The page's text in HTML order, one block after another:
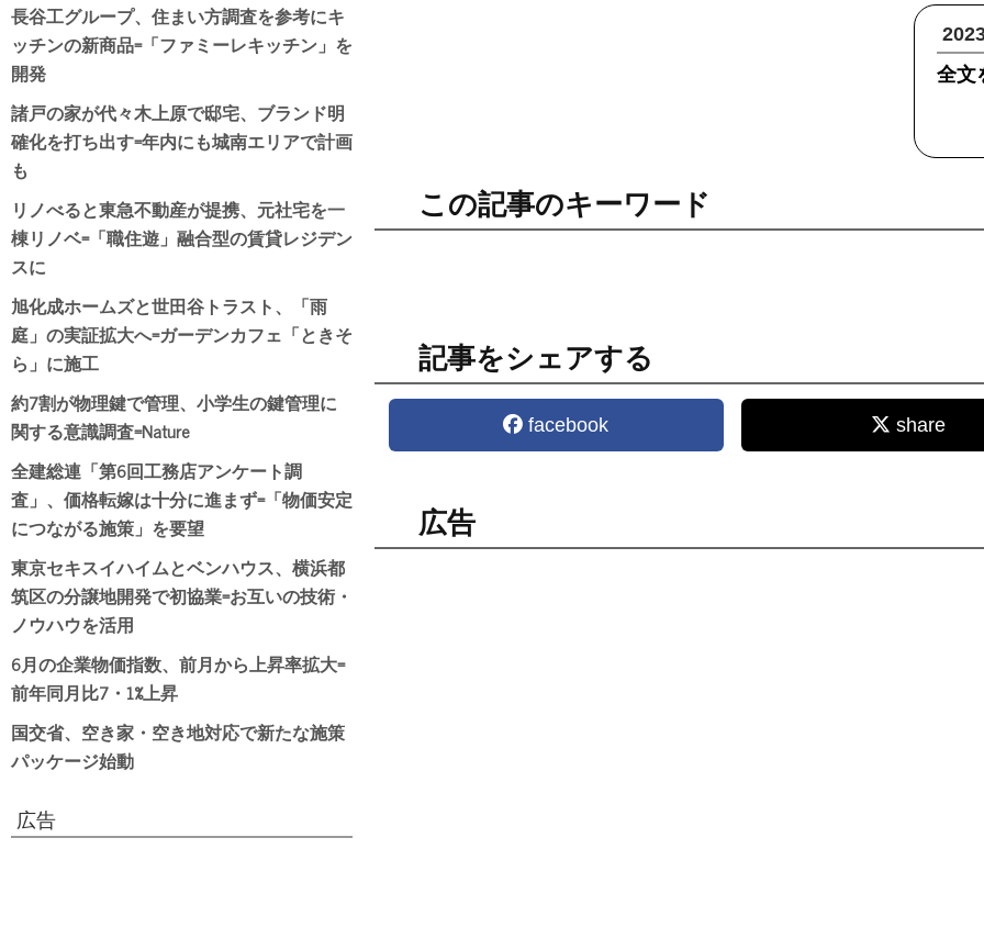
全文
この記事のキーワード
記事をシェアする
facebook share
広告
長谷工グループ、住まい方調査を参考にキ
ッチンの新商品=「ファミーレキッチン」を
開発
諸戸の家が代々木上原で邸宅、ブランド明
確化を打ち出す=年内にも城南エリアで計画
も
リノべると東急不動産が提携、元社宅を一
棟リノベ=「職住遊」融合型の賃貸レジデン
スに
旭化成ホームズと世田谷トラスト、「雨
庭」の実証拡大へ=ガーデンカフェ「ときそ
ら」に施工
約7割が物理鍵で管理、小学生の鍵管理に
関する意識調査=Nature
全建総連「第6回工務店アンケート調
査」、価格転嫁は十分に進まず=「物価安定
につながる施策」を要望
東京セキスイハイムとベンハウス、横浜都
筑区の分譲地開発で初協業=お互いの技術・
ノウハウを活用
6月の企業物価指数、前月から上昇率拡大=
前年同月比7・1%上昇
国交省、空き家・空き地対応で新たな施策
パッケージ始動
広告